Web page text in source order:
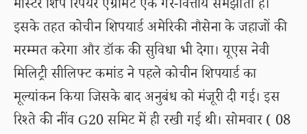
मास्टर शिप रिपेयर एग्रीमेंट एक गैर-वित्तीय समझौता है।
इसके तहत कोचीन शिपयार्ड अमेरिकी नौसेना के जहाजों की
मरम्मत करेगा और डॉक की सुविधा भी देगा। यूएस नेवी
मिलिट्री सीलिफ्ट कमांड ने पहले कोचीन शिपयार्ड का
मूल्यांकन किया जिसके बाद अनुबंध को मंजूरी दी गई। इस
रिश्ते की नींव G20 समिट में ही रखी गई थी। सोमवार ( 08